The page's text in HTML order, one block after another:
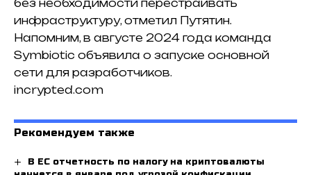
без необходимости перестраивать
инфраструктуру, отметил Путятин.
Напомним, в августе 2024 года команда
Symbiotic объявила о запуске основной
сети для разработчиков.
incrypted.com
Рекомендуем также
В ЕС отчетность по налогу на криптовалюты